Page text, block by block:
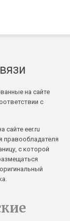
на сайте
с
сайте eer.ru
правообладателя
с которой